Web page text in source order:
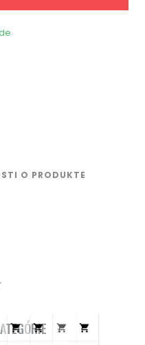
O PRODUKTE
   